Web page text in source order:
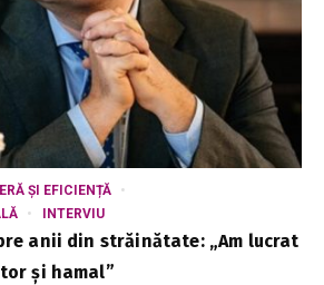
ȘI EFICIENȚĂ
INTERVIU
anii din străinătate: „Am lucrat
și hamal”